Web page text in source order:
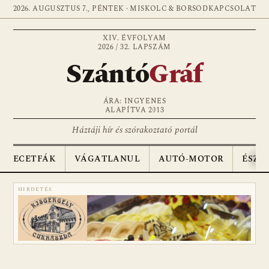
2026. AUGUSZTUS 7., PÉNTEK · MISKOLC & BORSODKAPCSOLAT
XIV. ÉVFOLYAM
2026 / 32. LAPSZÁM
SzántóGráf
ÁRA: INGYENES
ALAPÍTVA 2013
Háztáji hír és szórakoztató portál
ECETFÁK VÁGATLANUL AUTÓ-MOTOR
HIRDETÉS